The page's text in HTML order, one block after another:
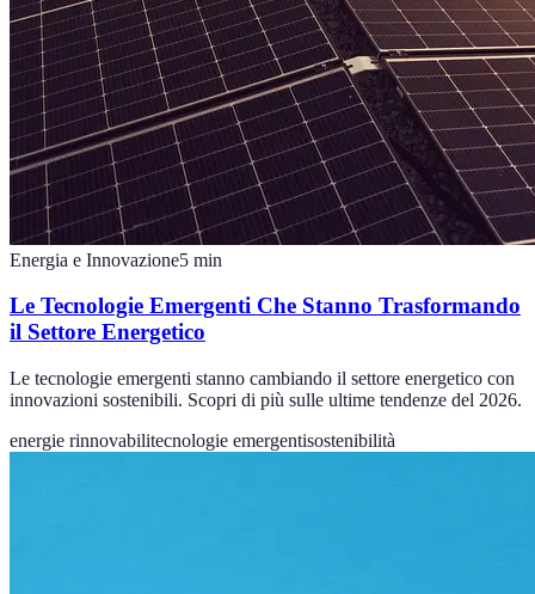
Energia e Innovazione5 min
Le Tecnologie Emergenti Che Stanno Trasformando
il Settore Energetico
Le tecnologie emergenti stanno cambiando il settore energetico con
innovazioni sostenibili. Scopri di più sulle ultime tendenze del 2026.
energie rinnovabilitecnologie emergentisostenibilità